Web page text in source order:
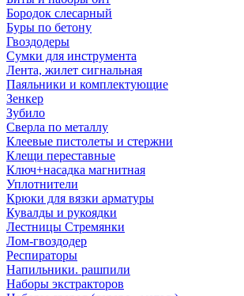
Бородок слесарный
Буры по бетону
Гвоздодеры
Сумки для инструмента
Лента, жилет сигнальная
Паяльники и комплектующие
Зенкер
Зубило
Сверла по металлу
Клеевые пистолеты и стержни
Клещи переставные
Ключ+насадка магнитная
Уплотнители
Крюки для вязки арматуры
Кувалды и рукоядки
Лестницы Стремянки
Лом-гвоздодер
Респираторы
Напильники. рашпили
Наборы экстракторов